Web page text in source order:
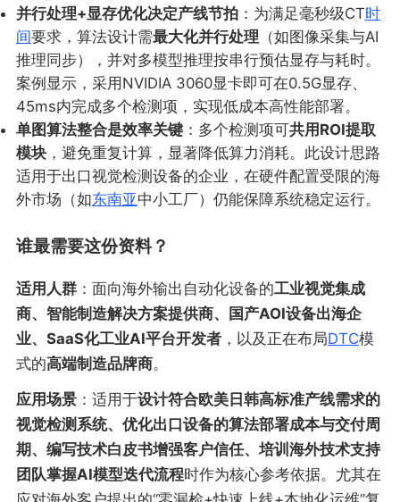
并行处理+显存优化决定产线节拍：为满足毫秒级CT时
间要求，算法设计需最大化并行处理 （如图像采集与AI
推理同步），并对多模型推理按串行预估显存与耗时。
案例显示，采用NVIDIA 3060显卡即可在0.5G显存、
45ms内完成多个检测项，实现低成本高性能部署。
单图算法整合是效率关键：多个检测项可共用ROI提取
模块，避免重复计算，显著降低算力消耗。此设计思路
适用于出口视觉检测设备的企业，在硬件配置受限的海
外市场（如东南亚中小工厂）仍能保障系统稳定运行。
谁最需要这份资料？
适用人群：面向海外输出自动化设备的工业视觉集成
商、智能制造解决方案提供商、国产AOI设备出海企
业、SaaS化工业AI平台开发者，以及正在布局DTC模
式的高端制造品牌商。
应用场景：适用于设计符合欧美日韩高标准产线需求的
视觉检测系统、优化出口设备的算法部署成本与交付周
期、编写技术白皮书增强客户信任、培训海外技术支持
团队掌握AI模型迭代流程时作为核心参考依据。尤其在